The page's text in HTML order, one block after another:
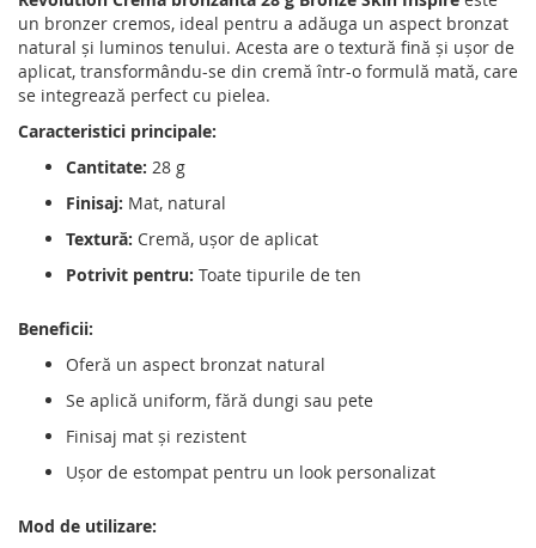
un bronzer cremos, ideal pentru a adăuga un aspect bronzat
natural și luminos tenului. Acesta are o textură fină și ușor de
aplicat, transformându-se din cremă într-o formulă mată, care
se integrează perfect cu pielea.
Caracteristici principale:
Cantitate: 28 g
Finisaj: Mat, natural
Textură: Cremă, ușor de aplicat
Potrivit pentru: Toate tipurile de ten
Beneficii:
Oferă un aspect bronzat natural
Se aplică uniform, fără dungi sau pete
Finisaj mat și rezistent
Ușor de estompat pentru un look personalizat
Mod de utilizare: